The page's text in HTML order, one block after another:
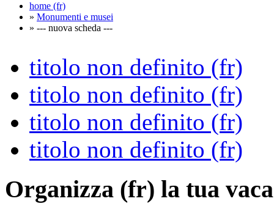
home (fr)
» Monumenti e musei
» --- nuova scheda ---
titolo non definito (fr)
titolo non definito (fr)
titolo non definito (fr)
titolo non definito (fr)
Organizza (fr) la tua